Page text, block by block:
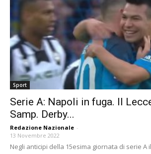
Sport
Serie A: Napoli in fuga. Il
Samp. Derby...
Redazione Nazionale -
13 Novembre 2022
Negli anticipi della 15esima giornata di serie A